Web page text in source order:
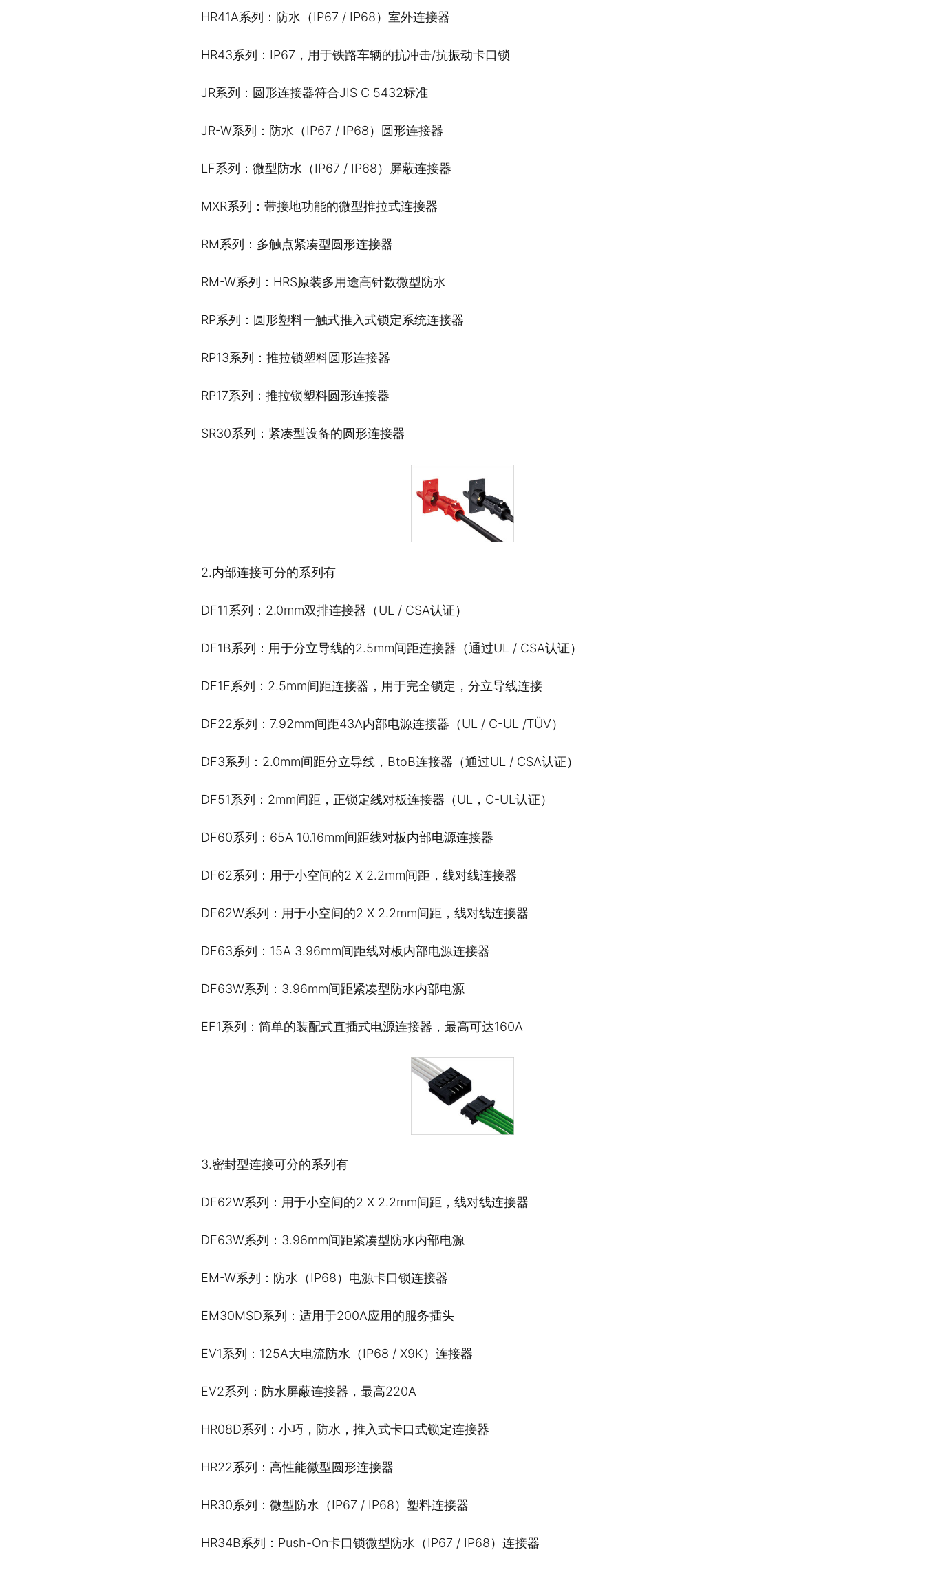
HR41A系列：防水（IP67 / IP68）室外连接器
HR43系列：IP67，用于铁路车辆的抗冲击/抗振动卡口锁
JR系列：圆形连接器符合JIS C 5432标准
JR-W系列：防水（IP67 / IP68）圆形连接器
LF系列：微型防水（IP67 / IP68）屏蔽连接器
MXR系列：带接地功能的微型推拉式连接器
RM系列：多触点紧凑型圆形连接器
RM-W系列：HRS原装多用途高针数微型防水
RP系列：圆形塑料一触式推入式锁定系统连接器
RP13系列：推拉锁塑料圆形连接器
RP17系列：推拉锁塑料圆形连接器
SR30系列：紧凑型设备的圆形连接器
2.内部连接可分的系列有
DF11系列：2.0mm双排连接器（UL / CSA认证）
DF1B系列：用于分立导线的2.5mm间距连接器（通过UL / CSA认证）
DF1E系列：2.5mm间距连接器，用于完全锁定，分立导线连接
DF22系列：7.92mm间距43A内部电源连接器（UL / C-UL /TÜV）
DF3系列：2.0mm间距分立导线，BtoB连接器（通过UL / CSA认证）
DF51系列：2mm间距，正锁定线对板连接器（UL，C-UL认证）
DF60系列：65A 10.16mm间距线对板内部电源连接器
DF62系列：用于小空间的2 X 2.2mm间距，线对线连接器
DF62W系列：用于小空间的2 X 2.2mm间距，线对线连接器
DF63系列：15A 3.96mm间距线对板内部电源连接器
DF63W系列：3.96mm间距紧凑型防水内部电源
EF1系列：简单的装配式直插式电源连接器，最高可达160A
3.密封型连接可分的系列有
DF62W系列：用于小空间的2 X 2.2mm间距，线对线连接器
DF63W系列：3.96mm间距紧凑型防水内部电源
EM-W系列：防水（IP68）电源卡口锁连接器
EM30MSD系列：适用于200A应用的服务插头
EV1系列：125A大电流防水（IP68 / X9K）连接器
EV2系列：防水屏蔽连接器，最高220A
HR08D系列：小巧，防水，推入式卡口式锁定连接器
HR22系列：高性能微型圆形连接器
HR30系列：微型防水（IP67 / IP68）塑料连接器
HR34B系列：Push-On卡口锁微型防水（IP67 / IP68）连接器